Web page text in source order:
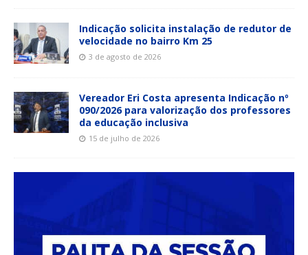
Indicação solicita instalação de redutor de
velocidade no bairro Km 25
3 de agosto de 2026
Vereador Eri Costa apresenta Indicação nº
090/2026 para valorização dos professores
da educação inclusiva
15 de julho de 2026